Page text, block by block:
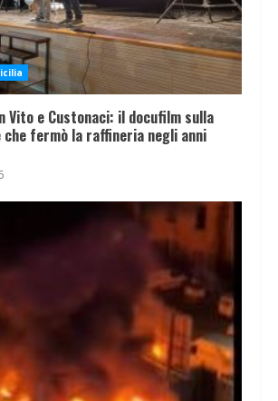
Vito e Custonaci: il docufilm sulla
fermò la raffineria negli anni